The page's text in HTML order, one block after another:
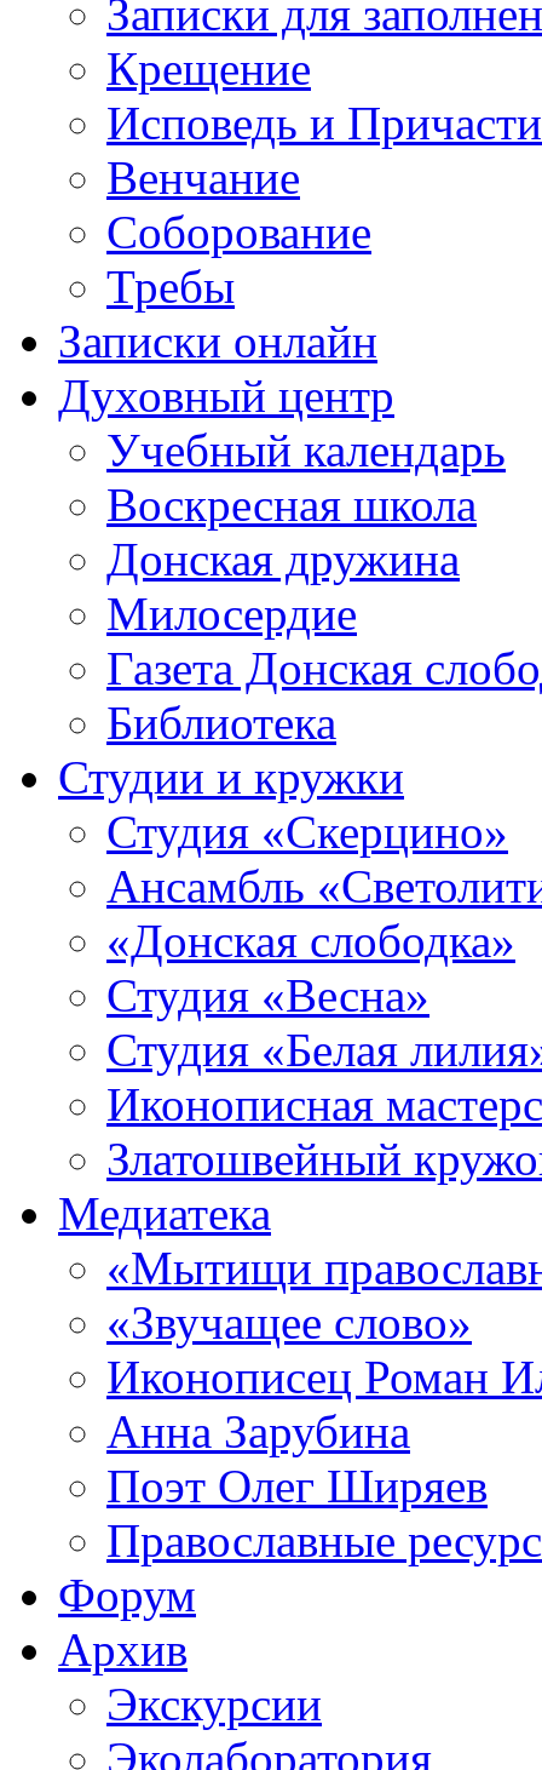
Записки для
Крещение
Исповедь и
Венчание
Соборование
Требы
Записки онлайн
Духовный центр
Учебный календарь
Воскресная школа
Донская дружина
Милосердие
Газета Донская
Библиотека
Студии и кружки
Студия «Скерцино»
Ансамбль
«Донская слободка»
Студия «Весна»
Студия «Белая
Иконописная
Златошвейный
Медиатека
«Мытищи
«Звучащее слово»
Иконописец Роман
Анна Зарубина
Поэт Олег Ширяев
Православные
Форум
Архив
Экскурсии
Эколаборатория